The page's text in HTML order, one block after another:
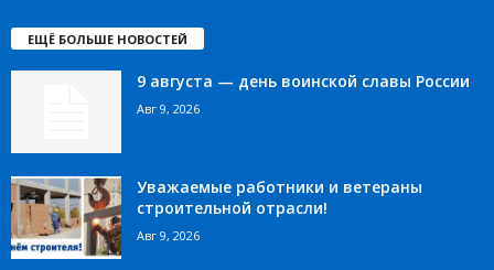
ЕЩЁ БОЛЬШЕ НОВОСТЕЙ
9 августа — день воинской славы России
Авг 9, 2026
Уважаемые работники и ветераны
строительной отрасли!
Авг 9, 2026